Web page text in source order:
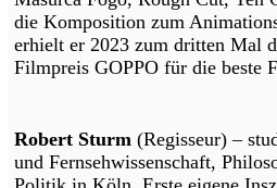
die Komposition zum
erhielt er 2023 zum dritten Mal
Filmpreis GOPPO für die beste
Robert Sturm (Regisseur) –
und Fernsehwissenschaft,